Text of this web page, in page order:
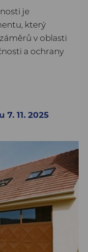
je
který
v oblasti
a ochrany
11. 2025